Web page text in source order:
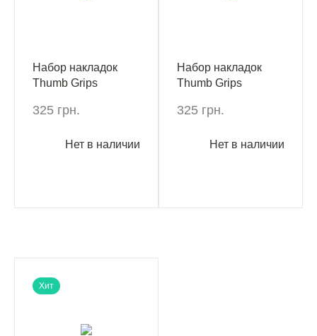
Набор накладок
Thumb Grips
Siege: Black Ice
325 грн.
Нет в наличии
Набор накладок
Thumb Grips
Duty: Modern
Performance
325 грн.
Нет в наличии
Хит